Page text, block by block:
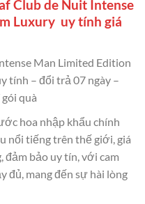
Club de Nuit Intense
Luxury uy tính giá
Man Limited Edition
tính – đổi trả 07 ngày –
quà
hoa nhập khẩu chính
nổi tiếng trên thế giới, giá
bảo uy tín, với cam
đủ, mang đến sự hài lòng